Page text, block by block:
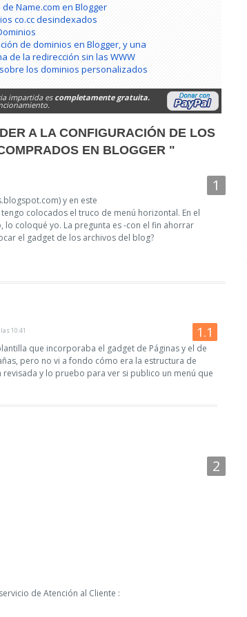
Name.com en Blogger
co.cc desindexados
de dominios en Blogger, y una
de la redirección sin las WWW
los dominios personalizados
impartida es completamente gratuita.
A LA CONFIGURACIÓN DE LOS
EN BLOGGER "
y en este
colocados el truco de menú horizontal. En el
coloqué yo. La pregunta es -con el fin ahorrar
el gadget de los archivos del blog?
10:41
que incorporaba el gadget de Páginas y el de
pero no vi a fondo cómo era la estructura de
y lo pruebo para ver si publico un menú que
de Atención al Cliente :